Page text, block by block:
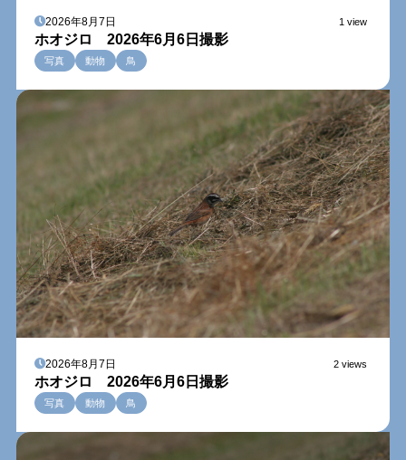
2026年8月7日 1 view
ホオジロ 2026年6月6日撮影
写真 動物 鳥
2026年8月7日 2 views
ホオジロ 2026年6月6日撮影
写真 動物 鳥